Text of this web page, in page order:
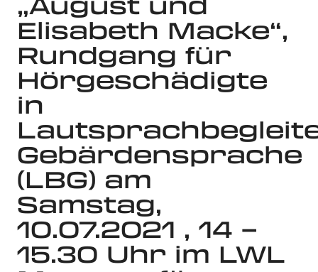
Elisabeth Macke“,
Rundgang für
Hörgeschädigte
in
Gebärdensprache
(LBG) am
Samstag,
10.07.2021 , 14 –
15.30 Uhr im LWL